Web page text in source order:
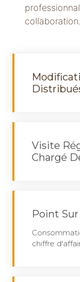
collaboration.
Visite
Chargé
Point
chiffre